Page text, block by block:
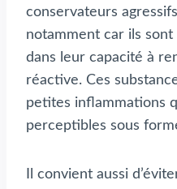
conservateurs
notamment car ils
dans leur capacité à
réactive. Ces
petites inflammations
perceptibles sous
Il convient aussi